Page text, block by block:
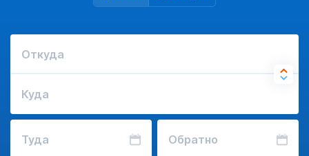
Откуда
Куда
Туда Обратно